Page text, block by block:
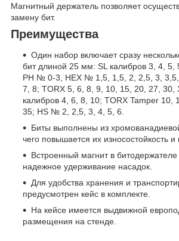
Магнитный держатель позволяет
замену бит.
Преимущества
Один набор включает сразу
бит длиной 25 мм: SL калибров 3, 4, 5,
PH № 0-3, HEX № 1,5, 1,5, 2, 2,5, 3,
7, 8; TORX 5, 6, 8, 9, 10, 15, 20, 27, 30,
калибров 4, 6, 8, 10; TORX Tamper 10,
35; HS № 2, 2,5, 3, 4, 5, 6.
Биты выполнены из
чего повышается их износостойкость и
Встроенный магнит в
надежное удерживание насадок.
Для удобства хранения и
предусмотрен кейс в комплекте.
На кейсе имеется выдвижной
размещения на стенде.